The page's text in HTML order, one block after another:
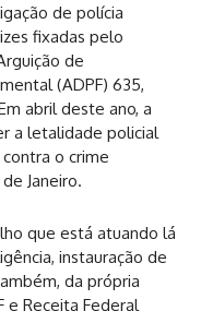
de polícia
fixadas pelo
de
(ADPF) 635,
abril deste ano, a
a letalidade policial
o crime
Janeiro.
que está atuando lá
instauração de
da própria
e Receita Federal